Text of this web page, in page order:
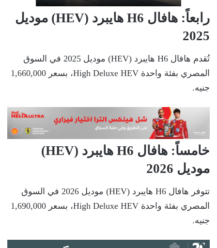
رابعاً: هافال H6 هايبرد (HEV) موديل
2025
تُقدم هافال H6 هايبرد (HEV) موديل 2025 في السوق
المصري بفئة واحدة High Deluxe HEV، بسعر 1,660,000
جنيه.
خامساً: هافال H6 هايبرد (HEV)
موديل 2026
تتوفر هافال H6 هايبرد (HEV) موديل 2026 في السوق
المصري بفئة واحدة High Deluxe HEV، بسعر 1,690,000
جنيه.